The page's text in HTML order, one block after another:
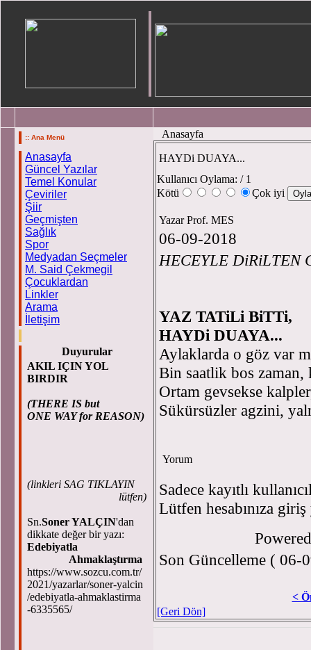
:: Ana Menü
Anasayfa
Güncel Yazılar
Temel Konular
Çeviriler
Şiir
Geçmişten
Sağlık
Spor
Medyadan Seçmeler
M. Said Çekmegil
Çocuklardan
Linkler
Arama
İletişim
Duyurular
AKIL IÇIN YOL
BIRDIR
(THERE IS but
ONE WAY for REASON)
(linkleri SAG TIKLAYIN
lütfen)
Sn.Soner YALÇIN'dan
dikkate değer bir yazı:
Edebiyatla
Ahmaklaştırma
https://www.sozcu.com.tr/
2021/yazarlar/soner-yalcin
/edebiyatla-ahmaklastirma
-6335565/
Anasayfa
HAYDi DUAYA...
Kullanıcı Oylama: / 1
Kötü
Çok iyi
Yazar Prof. MES
06-09-2018
HECEYLE DiRiLTEN
YAZ TATiLi BiTTi,
HAYDi DUAYA...
Aylaklarda o göz var
Bin saatlik bos
Ortam gevsekse
Sükürsüzler agzini,
Yorum
Sadece kayıtlı
Lütfen hesabınıza
Son Güncelleme ( 06-
<
[Geri Dön]